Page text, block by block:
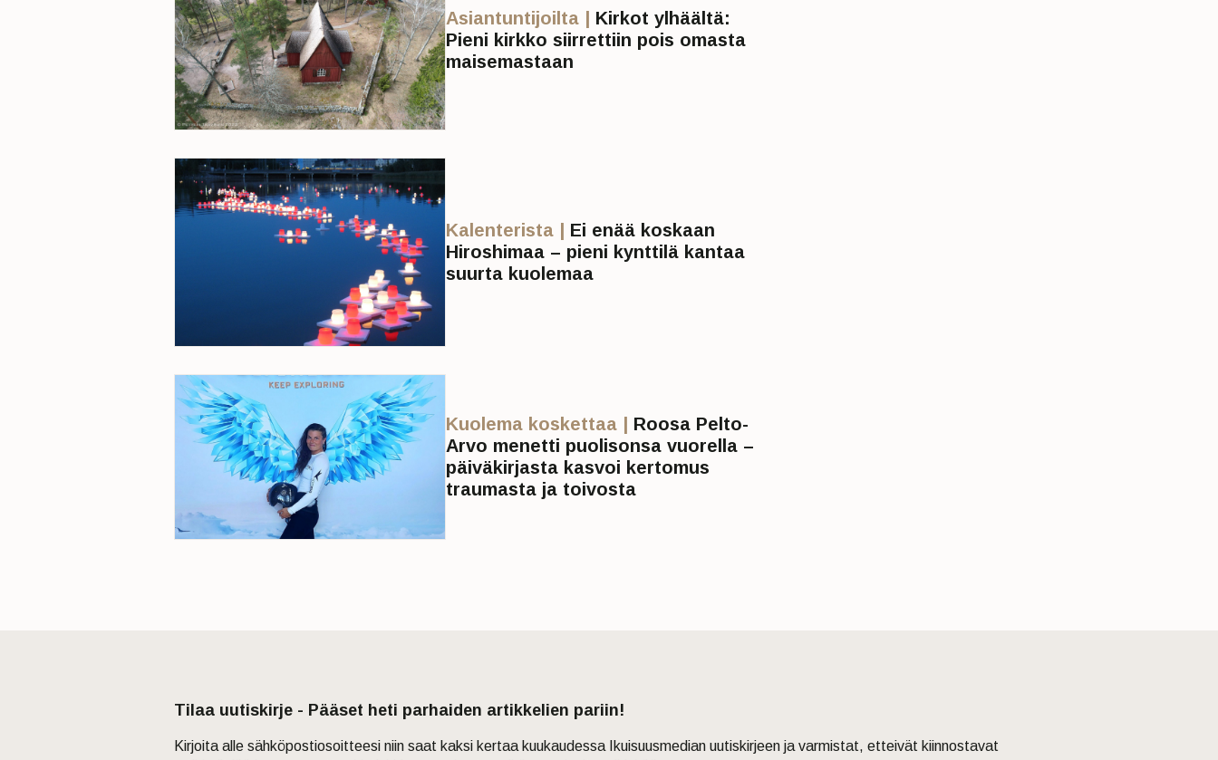
Asiantuntijoilta | Kirkot ylhäältä:
Pieni kirkko siirrettiin pois omasta
maisemastaan
Kalenterista | Ei enää koskaan
Hiroshimaa – pieni kynttilä kantaa
suurta kuolemaa
Kuolema koskettaa | Roosa Pelto-
Arvo menetti puolisonsa vuorella –
päiväkirjasta kasvoi kertomus
traumasta ja toivosta
Tilaa uutiskirje - Pääset heti parhaiden artikkelien pariin!
Kirjoita alle sähköpostiosoitteesi niin saat kaksi kertaa kuukaudessa Ikuisuusmedian uutiskirjeen ja varmistat, etteivät kiinnostavat